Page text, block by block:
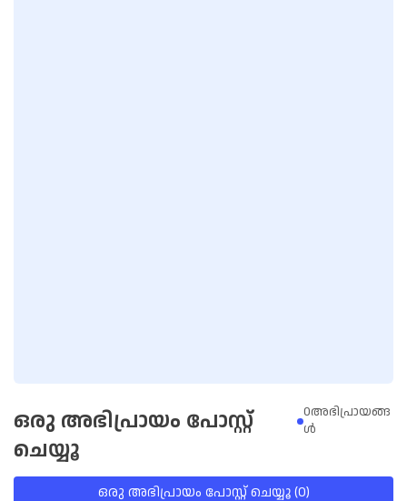
ഒരു അഭിപ്രായം പോസ്റ്റ്
ചെയ്യൂ
0അഭിപ്രായങ്ങ
ള്‍
ഒരു അഭിപ്രായം പോസ്റ്റ് ചെയ്യൂ (0)